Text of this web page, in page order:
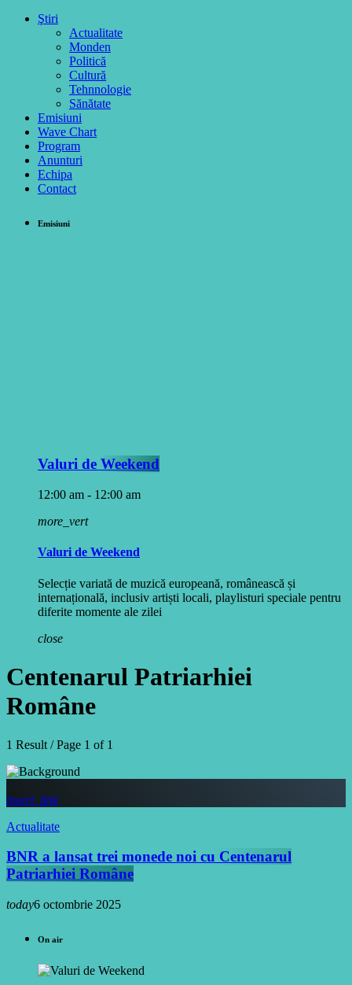
Ştiri
Actualitate
Monden
Politică
Cultură
Tehnnologie
Sănătate
Emisiuni
Wave Chart
Program
Anunturi
Echipa
Contact
Emisiuni
Valuri de Weekend
12:00 am - 12:00 am
more_vert
Valuri de Weekend
Selecție variată de muzică europeană, românească și
internațională, inclusiv artiști locali, playlisturi speciale pentru
diferite momente ale zilei
close
Centenarul Patriarhiei
Române
1 Result / Page 1 of 1
insert_link
Actualitate
BNR a lansat trei monede noi cu Centenarul
Patriarhiei Române
today6 octombrie 2025
On air